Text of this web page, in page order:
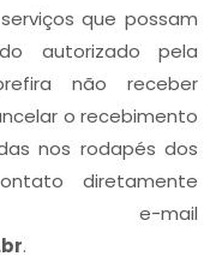
que possam
autorizado pela
não receber
o recebimento
nos rodapés dos
diretamente
e-mail
.